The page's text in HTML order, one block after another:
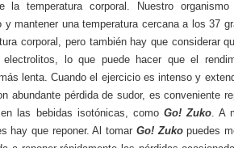
la temperatura corporal. Nuestro organismo
mantener una temperatura cercana a los 37
corporal, pero también hay que considerar
lo que puede hacer que el
lenta. Cuando el ejercicio es intenso y
abundante pérdida de sudor, es conveniente
las bebidas isotónicas, como Go! Zuko. A
hay que reponer. Al tomar Go! Zukopuedes